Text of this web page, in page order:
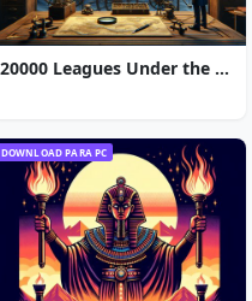
20000 Leagues Under the Sea: Captain Nemo
DOWNLOAD PARA PC